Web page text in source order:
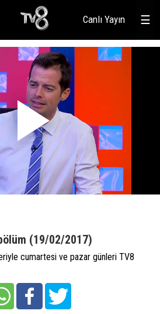
☰
Canlı Yayın
(19/02/2017)
cumartesi ve pazar günleri TV8